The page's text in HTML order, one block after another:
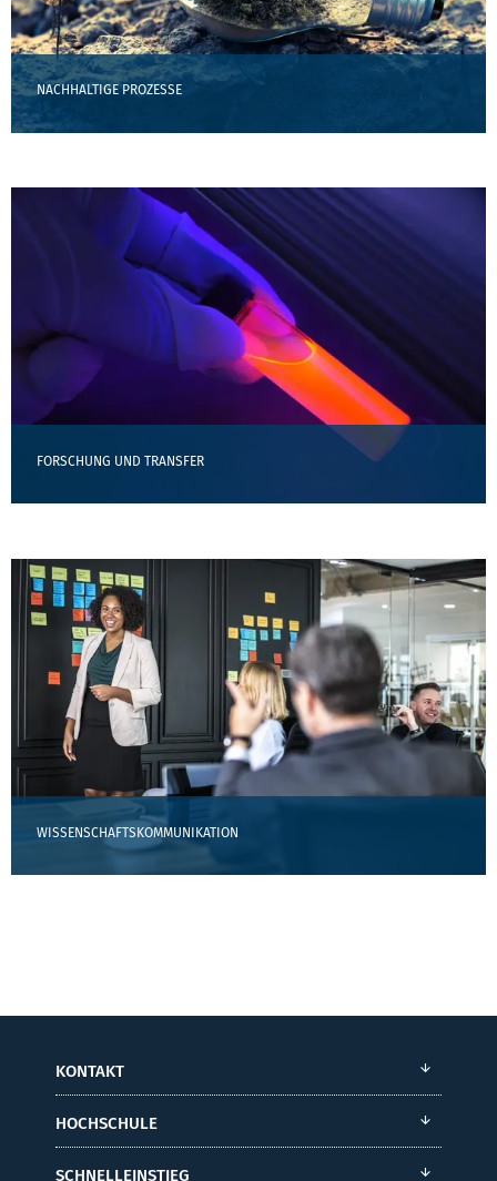
NACHHALTIGE PROZESSE
FORSCHUNG UND TRANSFER
WISSENSCHAFTSKOMMUNIKATION
KONTAKT
HOCHSCHULE
SCHNELLEINSTIEG